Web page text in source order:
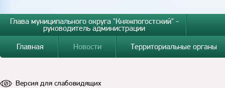
Глава муниципального округа "Княжпогостский" -
руководитель администрации
Главная
Новости Территориальные органы
Версия для слабовидящих